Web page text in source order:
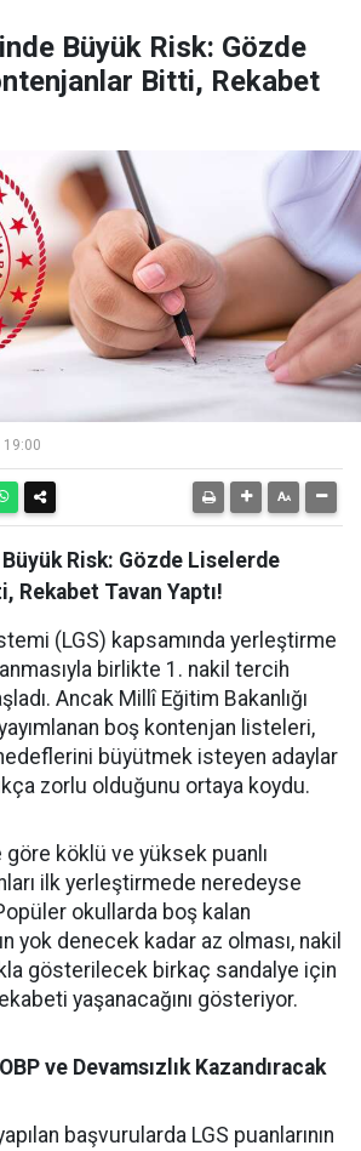
Büyük Risk: Gözde
Bitti, Rekabet
Risk: Gözde Liselerde
Rekabet Tavan Yaptı!
(LGS) kapsamında yerleştirme
birlikte 1. nakil tercih
Ancak Millî Eğitim Bakanlığı
boş kontenjan listeleri,
büyütmek isteyen adaylar
zorlu olduğunu ortaya koydu.
göre köklü ve yüksek puanlı
ilk yerleştirmede neredeyse
okullarda boş kalan
yok denecek kadar az olması, nakil
gösterilecek birkaç sandalye için
yaşanacağını gösteriyor.
ve Devamsızlık Kazandıracak
başvurularda LGS puanlarının